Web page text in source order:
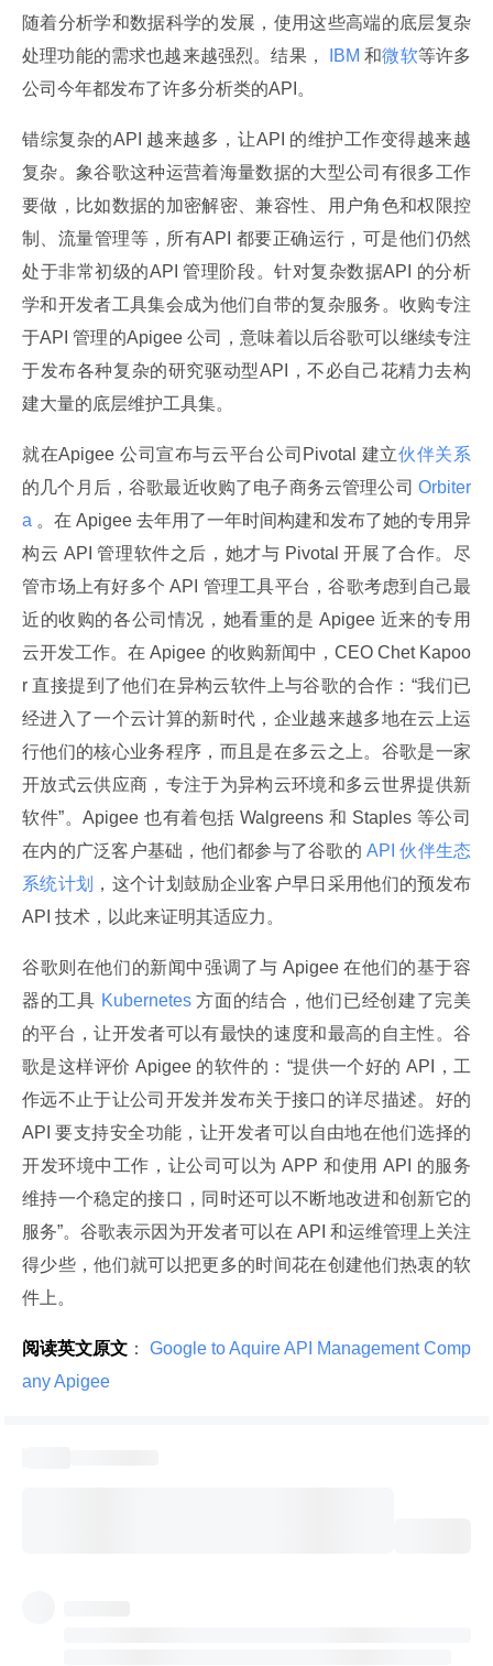
随着分析学和数据科学的发展，使用这些高端的底层复杂
处理功能的需求也越来越强烈。结果，
IBM 和微软等许多
公司今年都发布了许多分析类的API。
错综复杂的API 越来越多，让API 的维护工作变得越来越
复杂。象谷歌这种运营着海量数据的大型公司有很多工作
要做，比如数据的加密解密、兼容性、用户角色和权限控
制、流量管理等，所有API 都要正确运行，可是他们仍然
处于非常初级的API 管理阶段。针对复杂数据API 的分析
学和开发者工具集会成为他们自带的复杂服务。收购专注
于API 管理的Apigee 公司，意味着以后谷歌可以继续专注
于发布各种复杂的研究驱动型API，不必自己花精力去构
建大量的底层维护工具集。
就在Apigee 公司宣布与云平台公司Pivotal 建立伙伴关系
的几个月后，谷歌最近收购了电子商务云管理公司 Orbiter
a 。在 Apigee 去年用了一年时间构建和发布了她的专用异
构云 API 管理软件之后，她才与 Pivotal 开展了合作。尽
管市场上有好多个 API 管理工具平台，谷歌考虑到自己最
近的收购的各公司情况，她看重的是 Apigee 近来的专用
云开发工作。在 Apigee 的收购新闻中，CEO Chet Kapoo
r 直接提到了他们在异构云软件上与谷歌的合作：“我们已
经进入了一个云计算的新时代，企业越来越多地在云上运
行他们的核心业务程序，而且是在多云之上。谷歌是一家
开放式云供应商，专注于为异构云环境和多云世界提供新
软件”。Apigee 也有着包括 Walgreens 和 Staples 等公司
在内的广泛客户基础，他们都参与了谷歌的 API 伙伴生态
系统计划
，这个计划鼓励企业客户早日采用他们的预发布
API 技术，以此来证明其适应力。
谷歌则在他们的新闻中强调了与 Apigee 在他们的基于容
器的工具 Kubernetes 方面的结合，他们已经创建了完美
的平台，让开发者可以有最快的速度和最高的自主性。谷
歌是这样评价 Apigee 的软件的：“提供一个好的 API，工
作远不止于让公司开发并发布关于接口的详尽描述。好的
API 要支持安全功能，让开发者可以自由地在他们选择的
开发环境中工作，让公司可以为 APP 和使用 API 的服务
维持一个稳定的接口，同时还可以不断地改进和创新它的
服务”。谷歌表示因为开发者可以在 API 和运维管理上关注
得少些，他们就可以把更多的时间花在创建他们热衷的软
件上。
阅读英文原文 ：
Google to Aquire API Management Comp
any Apigee